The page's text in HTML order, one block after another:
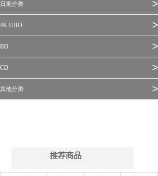
日期分类 >
4K UHD >
BD >
CD >
其他分类 >
推荐商品